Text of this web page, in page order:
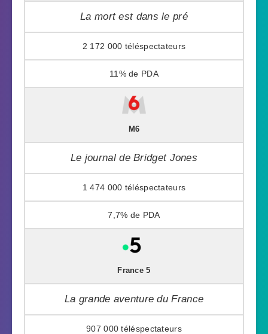
La mort est dans le pré
2 172 000
11%
M6
Le journal de Bridget Jones
1 474 000
7,7%
France 5
La grande aventure du France
907 000